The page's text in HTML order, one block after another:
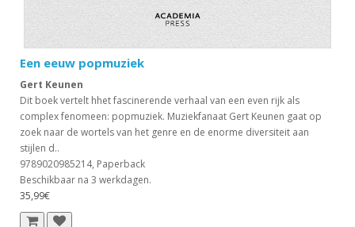
Een eeuw popmuziek
Gert Keunen
Dit boek vertelt hhet fascinerende verhaal van een even rijk als
complex fenomeen: popmuziek. Muziekfanaat Gert Keunen gaat op
zoek naar de wortels van het genre en de enorme diversiteit aan
stijlen d..
9789020985214, Paperback
Beschikbaar na 3 werkdagen.
35,99€